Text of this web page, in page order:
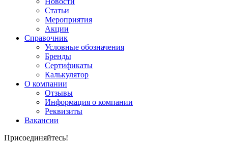
Статьи
Мероприятия
Акции
Справочник
Условные обозначения
Бренды
Сертификаты
Калькулятор
О компании
Отзывы
Информация о компании
Реквизиты
Вакансии
Присоединяйтесь!